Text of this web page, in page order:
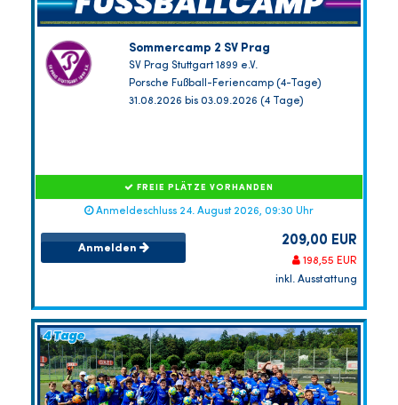
Sommercamp 2 SV Prag
SV Prag Stuttgart 1899 e.V.
Porsche Fußball-Feriencamp (4-Tage)
31.08.2026 bis 03.09.2026 (4 Tage)
FREIE PLÄTZE VORHANDEN
Anmeldeschluss 24. August 2026, 09:30 Uhr
Anmelden 209,00 EUR
198,55 EUR
inkl. Ausstattung